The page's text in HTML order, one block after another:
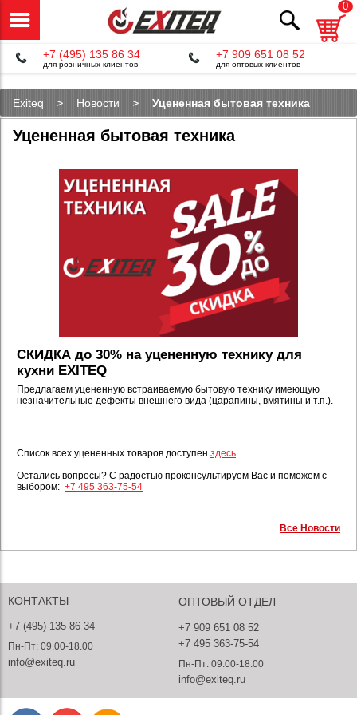
0
+7 (495) 135 86 34
для розничных клиентов
+7 909 651 08 52
для оптовых клиентов
Exiteq Новости Уцененная бытовая техника
Уцененная бытовая техника
CКИДКА до 30% на уцененную технику для
кухни EXITEQ
Предлагаем уцененную встраиваемую бытовую технику имеющую
незначительные дефекты внешнего вида (царапины, вмятины и т.п.).
Список всех уцененных товаров доступен здесь.
Остались вопросы? С радостью проконсультируем Вас и поможем с
выбором: +7 495 363-75-54
Все Новости
КОНТАКТЫ
+7 (495) 135 86 34
Пн-Пт: 09.00-18.00
info@exiteq.ru
ОПТОВЫЙ ОТДЕЛ
+7 909 651 08 52
+7 495 363-75-54
Пн-Пт: 09.00-18.00
info@exiteq.ru